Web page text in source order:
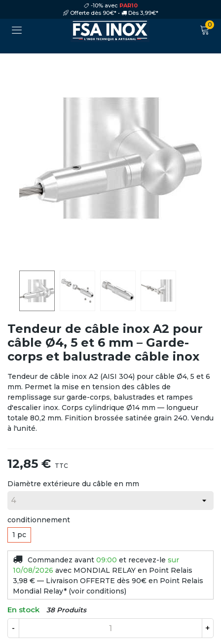
-10% avec PAR10
Offerte dès 90€* •
Dès 3,99€*
0
Tendeur de câble inox A2 pour
câble Ø4, 5 et 6 mm – Garde-
corps et balustrade câble inox
Tendeur de câble inox A2 (AISI 304) pour câble Ø4, 5 et 6
mm. Permet la mise en tension des câbles de
remplissage sur garde-corps, balustrades et rampes
d'escalier inox. Corps cylindrique Ø14 mm — longueur
totale 80,2 mm. Finition brossée satinée grain 240. Vendu
à l'unité.
12,85 € TTC
Diamètre extérieure du câble en mm
conditionnement
1 pc
Commandez avant 09:00 et recevez-le sur
10/08/2026 avec MONDIAL RELAY en Point Relais
3,98 € — Livraison OFFERTE dès 90€ en Point Relais
Mondial Relay* (voir conditions)
En stock 38 Produits
- +